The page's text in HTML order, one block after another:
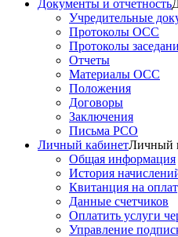
Документы и отчетность
Учредительные
Протоколы ОСС
Протоколы
Отчеты
Материалы ОСС
Положения
Договоры
Заключения
Письма РСО
Личный кабинетЛичный
Общая информация
История
Квитанция на
Данные счетчиков
Оплатить услуги
Управление